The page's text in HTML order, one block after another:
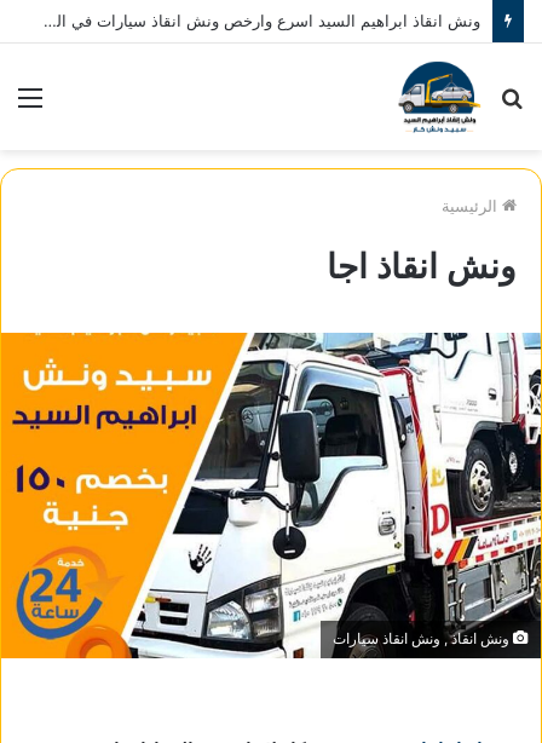
ونش انقاذ ابراهيم السيد اسرع وارخص ونش انقاذ سيارات في المنصورة نصلك في خلال 10 دقائق بحد اقصي اتصل بنا الان 01080793999
بحث
الرئيسية
ونش انقاذ اجا
ونش انقاذ , ونش انقاذ سيارات